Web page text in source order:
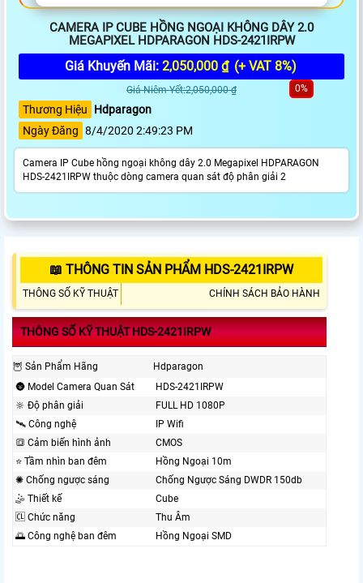
CAMERA IP CUBE HỒNG NGOẠI KHÔNG DÂY 2.0
MEGAPIXEL HDPARAGON HDS-2421IRPW
Giá Khuyến Mãi: 2,050,000 ₫ (+ VAT 8%)
Giá Niêm Yết:2,050,000 ₫ 0%
Thương Hiệu
Hdparagon
Ngày Đăng 8/4/2020 2:49:23 PM
Camera IP Cube hồng ngoại không dây 2.0 Megapixel HDPARAGON
HDS-2421IRPW thuộc dòng camera quan sát độ phân giải 2
📖 THÔNG TIN SẢN PHẨM HDS-2421IRPW
THÔNG SỐ KỸ THUẬT CHÍNH SÁCH BẢO HÀNH
THÔNG SỐ KỸ THUẬT HDS-2421IRPW
🦉 Sản Phẩm Hãng
Hdparagon
🌚 Model Camera Quan Sát
HDS-2421IRPW
🔆 Độ phân giải
FULL HD 1080P
🛰 Công nghệ
IP Wifi
🔳 Cảm biến hình ảnh
CMOS
⭐ Tầm nhìn ban đêm
Hồng Ngoại 10m
✺ Chống ngược sáng
Chống Ngược Sáng DWDR 150db
🤹 Thiết kế
Cube
🆑 Chức năng
Thu Âm
🌅 Công nghệ ban đêm
Hồng Ngoại SMD